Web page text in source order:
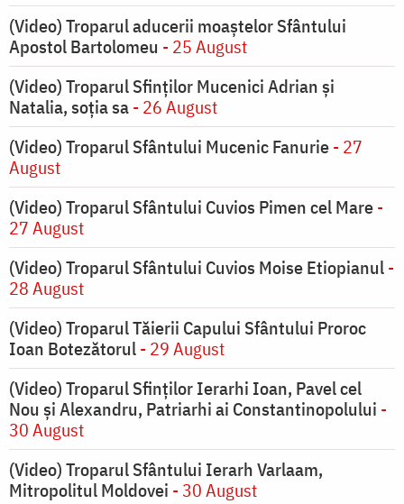
(Video) Troparul aducerii moaștelor Sfântului
Apostol Bartolomeu - 25 August
(Video) Troparul Sfinților Mucenici Adrian și
Natalia, soția sa- 26 August
(Video) Troparul Sfântului Mucenic Fanurie- 27
August
(Video) Troparul Sfântului Cuvios Pimen cel Mare-
27 August
(Video) Troparul Sfântului Cuvios Moise Etiopianul-
28 August
(Video) Troparul Tăierii Capului Sfântului Proroc
Ioan Botezătorul- 29 August
(Video) Troparul Sfinților Ierarhi Ioan, Pavel cel
Nou și Alexandru, Patriarhi ai Constantinopolului -
30 August
(Video) Troparul Sfântului Ierarh Varlaam,
Mitropolitul Moldovei - 30 August